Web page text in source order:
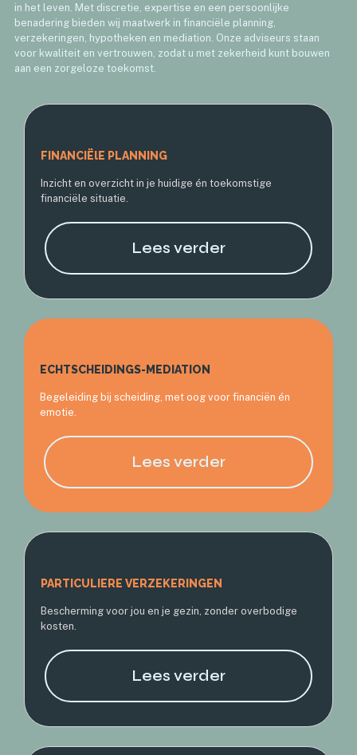
in het leven. Met discretie, expertise en een persoonlijke
benadering bieden wij maatwerk in financiële planning,
verzekeringen, hypotheken en mediation. Onze adviseurs staan
voor kwaliteit en vertrouwen, zodat u met zekerheid kunt bouwen
aan een zorgeloze toekomst.
FINANCIËlE PLANNING
Inzicht en overzicht in je huidige én toekomstige
financiële situatie.
Lees verder
ECHTSCHEIDINGS-MEDIATION
Begeleiding bij scheiding, met oog voor financiën én
emotie.
Lees verder
PARTICULIERE VERZEKERINGEN
Bescherming voor jou en je gezin, zonder overbodige
kosten.
Lees verder